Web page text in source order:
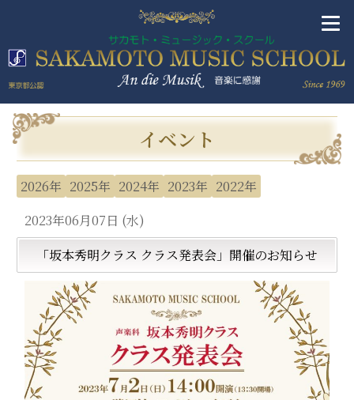
イベント
2026年 2025年 2024年 2023年 2022年
2023年06月07日 (水)
「坂本秀明クラス クラス発表会」開催のお知らせ